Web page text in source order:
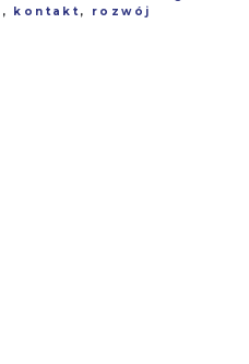
, kontakt, rozwój